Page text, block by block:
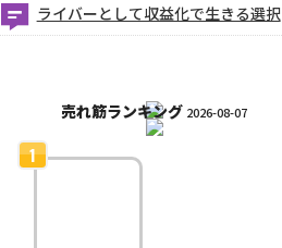
ライバーとして収益化で生きる選択
売れ筋ランキング 2026-08-07